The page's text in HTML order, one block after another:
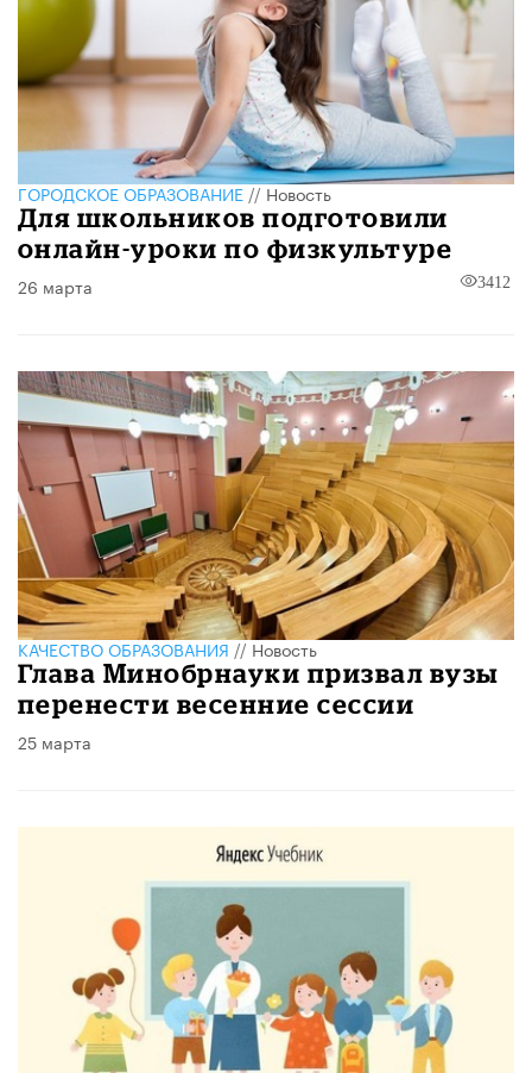
ГОРОДСКОЕ ОБРАЗОВАНИЕ//Новость
Для школьников подготовили
онлайн-уроки по физкультуре
26 марта 3412
КАЧЕСТВО ОБРАЗОВАНИЯ//Новость
Глава Минобрнауки призвал вузы
перенести весенние сессии
25 марта